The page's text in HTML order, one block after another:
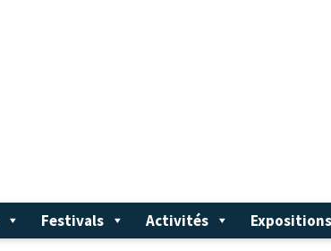
Festivals Activités Expositions